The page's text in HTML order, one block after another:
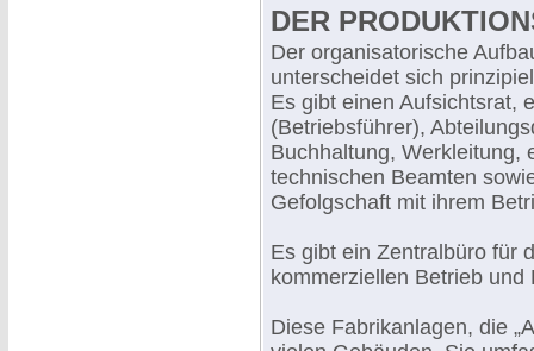
DER
Der organisatorische
unterscheidet sich
Es gibt einen Aufsichtsrat,
(Betriebsführer),
Buchhaltung, Werkleitung,
technischen Beamten
Gefolgschaft mit ihrem
Es gibt ein Zentralbüro für
kommerziellen Betrieb
Diese Fabrikanlagen, die